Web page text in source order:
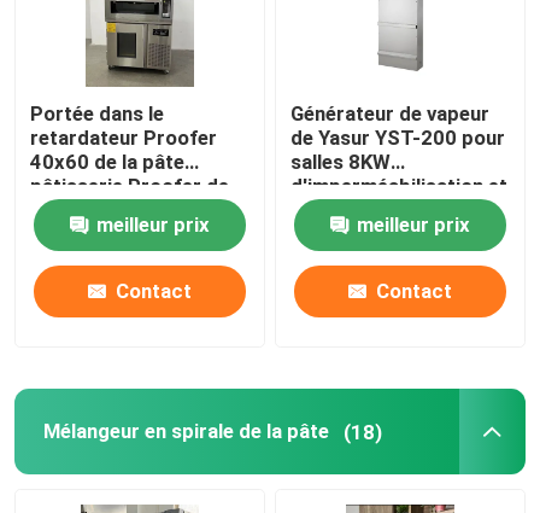
Retardateur Proofer de la pâte
Mélangeur en spirale de la pâte
Diviseuse de pâte plus ronde
Machine de mouleur de la pâte
Mélangeur planétaire commercial
Portée dans le
retardateur Proofer
40x60 de la pâte
pâtisserie Proofer de
50 degrés
meilleur prix
Contact
Générateur de vapeur
de Yasur YST-200 pour
salles 8KW
d'imperméabilisation et
de fermentation
appropriées à 8
supports Climator
meilleur prix
Contact
Mélangeur en spirale de la pâte (18)